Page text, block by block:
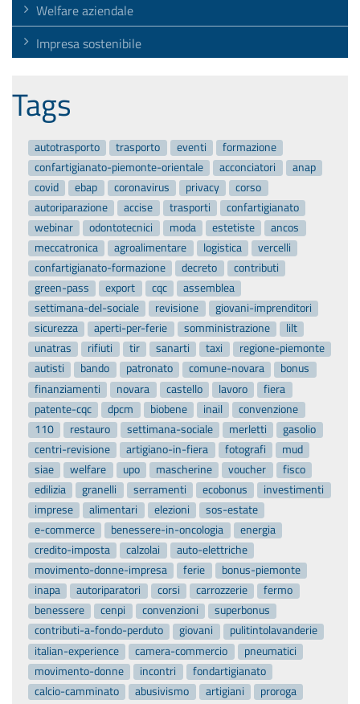
Welfare aziendale
Impresa sostenibile
Tags
autotrasporto trasporto eventi
formazione
confartigianato-piemonte-orientale
acconciatori
anap
covid
ebap coronavirus privacy
corso
autoriparazione
accise trasporti
confartigianato
webinar
odontotecnici moda estetiste
ancos
meccatronica
agroalimentare logistica
vercelli
confartigianato-formazione
decreto
contributi
green-pass
export cqc
assemblea
settimana-del-sociale
revisione
giovani-imprenditori
sicurezza
aperti-per-ferie somministrazione
lilt
unatras
rifiuti tir sanarti taxi
regione-piemonte
autisti
bando patronato comune-novara
bonus
finanziamenti
novara castello lavoro
fiera
patente-cqc
dpcm biobene inail
convenzione
110
restauro settimana-sociale merletti
gasolio
centri-revisione
artigiano-in-fiera fotografi
mud
siae
welfare upo mascherine voucher
fisco
edilizia
granelli serramenti ecobonus
investimenti
imprese
alimentari elezioni
sos-estate
e-commerce
benessere-in-oncologia
energia
credito-imposta
calzolai
auto-elettriche
movimento-donne-impresa
ferie
bonus-piemonte
inapa
autoriparatori corsi carrozzerie
fermo
benessere
cenpi convenzioni
superbonus
contributi-a-fondo-perduto
giovani
pulitintolavanderie
italian-experience
camera-commercio
pneumatici
movimento-donne
incontri
fondartigianato
calcio-camminato
abusivismo artigiani
proroga